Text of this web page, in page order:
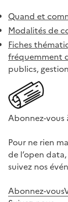
Quand et
Modalités de
Fiches
fréquemment
publics,
Abonnez-
Pour ne rien
de l’open
suivez nos
Abonnez-vous